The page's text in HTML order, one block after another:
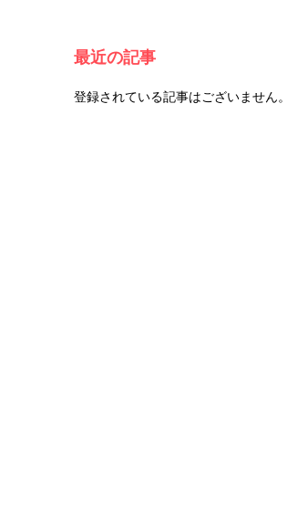
最近の記事
登録されている記事はございません。